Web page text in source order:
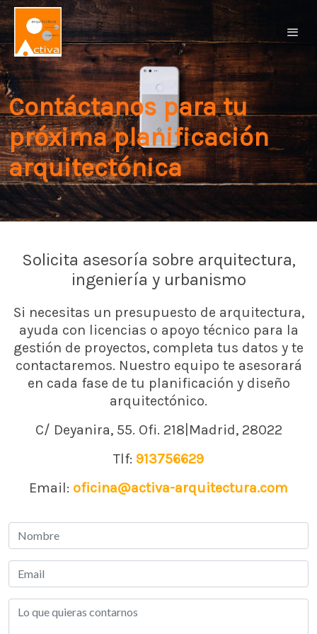
Contáctanos para tu
próxima planificación
arquitectónica
Solicita asesoría sobre arquitectura,
ingeniería y urbanismo
Si necesitas un presupuesto de arquitectura,
ayuda con licencias o apoyo técnico para la
gestión de proyectos, completa tus datos y te
contactaremos. Nuestro equipo te asesorará
en cada fase de tu planificación y diseño
arquitectónico.
C/ Deyanira, 55. Ofi. 218|Madrid, 28022
Tlf: 913756629
Email: oficina@activa-arquitectura.com